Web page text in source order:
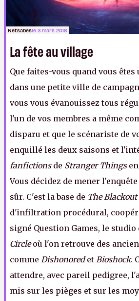
Netsabesle 3 mars 2018
La fête au village
Que faites-vous quand vous êtes
dans une petite ville de
vous vous évanouissez tous
l'un de vos membres a même
disparu et que le scénariste de
enquillé les deux saisons et
fanfictionsde Stranger Thingsen
Vous décidez de mener
sûr. C'est la base de The Blackout
d'infiltration procédural,
signé Question Games, le studio
Circleoù l'on retrouve des
comme Dishonoredet Bioshock.
attendre, avec pareil pedigree,
mis sur les pièges et sur les